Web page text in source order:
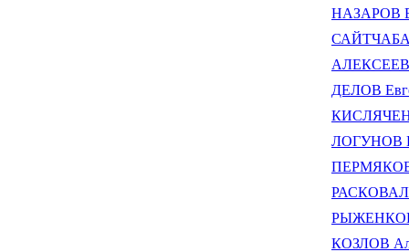
НАЗАРОВ
ДЕЛОВ
ЛОГУНОВ
ПЕРМЯКОВ
РЫЖЕНКОВ
КОЗЛОВ